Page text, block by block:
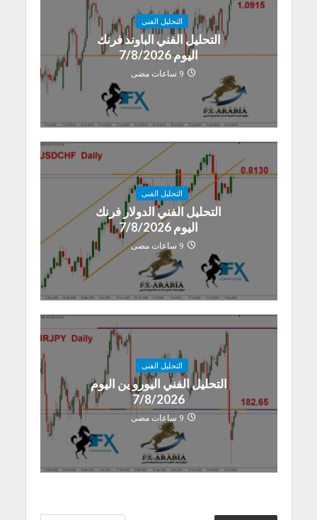
التحليل الفنى
التحليل الفني الباوند فرنك
اليوم 7/8/2026
9 ساعات مضى
التحليل الفنى
التحليل الفني الدولار فرنك
اليوم 7/8/2026
9 ساعات مضى
التحليل الفنى
التحليل الفني اليورو ين اليوم
7/8/2026
9 ساعات مضى